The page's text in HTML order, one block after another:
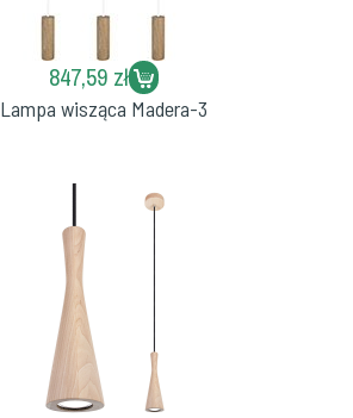
847,59 zł
Lampa wisząca Madera-3